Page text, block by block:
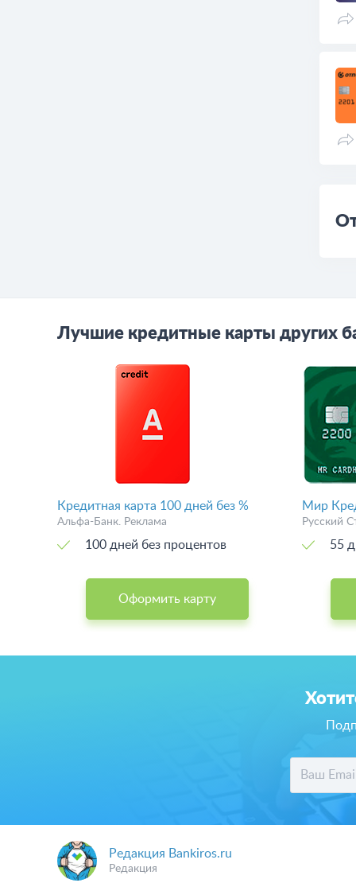
Лучшие кредитные карты других
Кредитная карта 100 дней без %
Альфа-Банк. Реклама
100 дней без процентов
Оформить карту
Мир
Русский
55
Редакция Bankiros.ru
Редакция